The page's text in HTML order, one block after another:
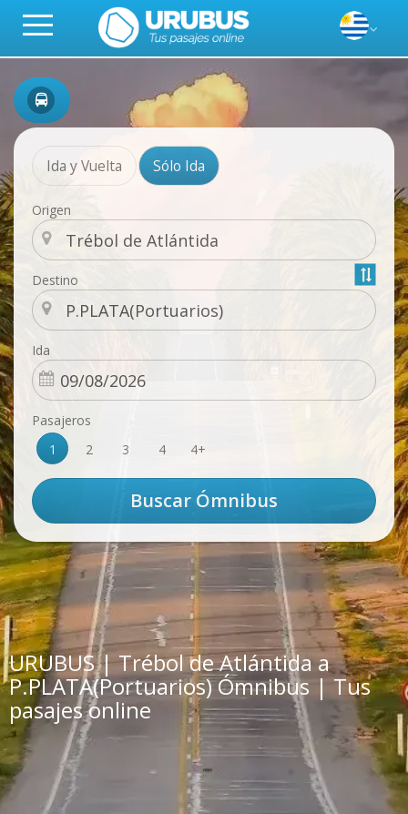
Ida y Vuelta Sólo Ida
Origen
Destino
Ida
Pasajeros
1
2 3 4 4+
URUBUS | Trébol de Atlántida a
P.PLATA(Portuarios) Ómnibus | Tus
pasajes online